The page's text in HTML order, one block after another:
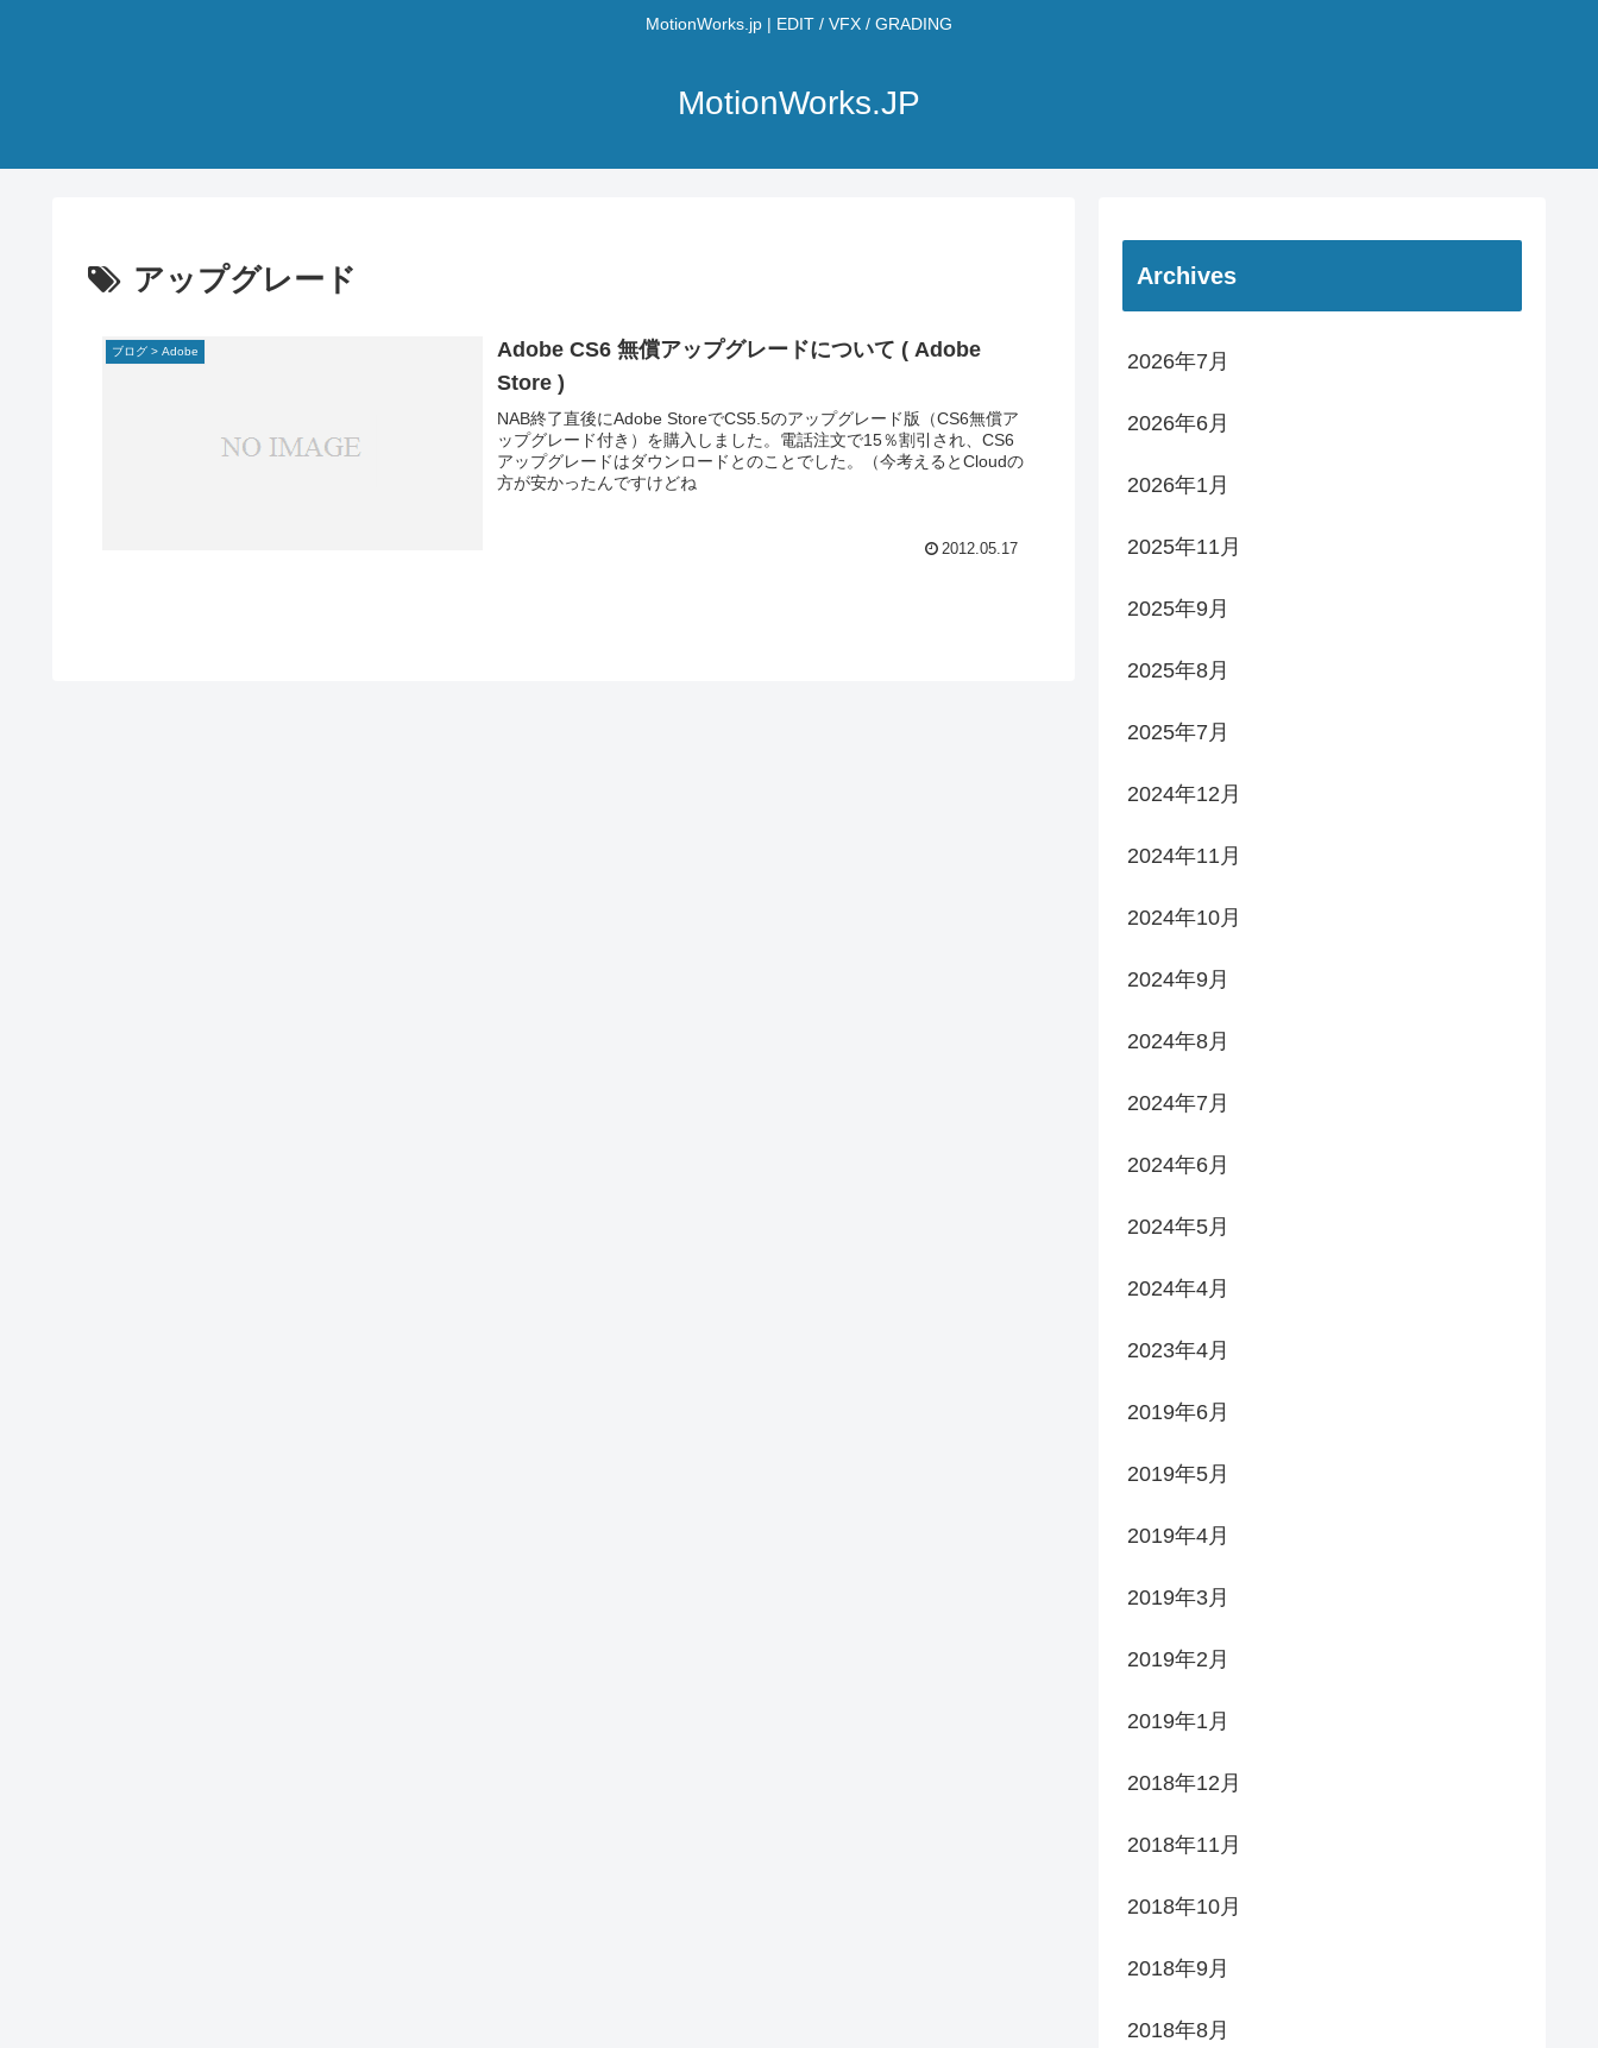
MotionWorks.jp | EDIT / VFX / GRADING
MotionWorks.JP
アップグレード
ブログ > Adobe
Adobe CS6 無償アップグレードについて ( Adobe
Store )
NAB終了直後にAdobe StoreでCS5.5のアップグレード版（CS6無償ア
ップグレード付き）を購入しました。電話注文で15％割引され、CS6
アップグレードはダウンロードとのことでした。（今考えるとCloudの
方が安かったんですけどね
2012.05.17
Archives
2026年7月
2026年6月
2026年1月
2025年11月
2025年9月
2025年8月
2025年7月
2024年12月
2024年11月
2024年10月
2024年9月
2024年8月
2024年7月
2024年6月
2024年5月
2024年4月
2023年4月
2019年6月
2019年5月
2019年4月
2019年3月
2019年2月
2019年1月
2018年12月
2018年11月
2018年10月
2018年9月
2018年8月